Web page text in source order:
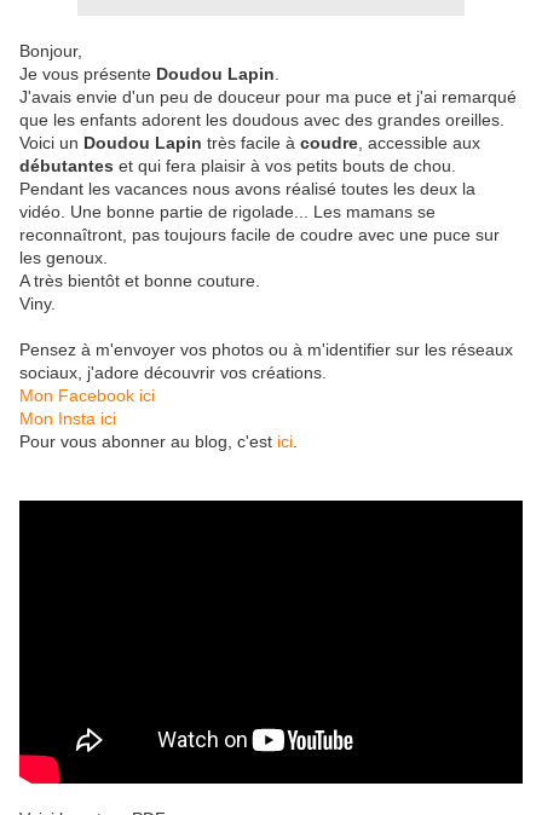
Bonjour,
Je vous présente Doudou Lapin
J'avais envie d'un peu de douceur pour ma puce et j'ai remarqué
que les enfants adorent les doudous avec des grandes oreilles.
Voici un Doudou Lapin très facile à coudre , accessible aux
débutantes et qui fera plaisir à vos petits bouts de chou.
Pendant les vacances nous avons réalisé toutes les deux la
vidéo. Une bonne partie de rigolade... Les mamans se
reconnaîtront, pas toujours facile de coudre avec une puce sur
les genoux.
A très bientôt et bonne couture.
Viny.
Pensez à m'envoyer vos photos ou à m'identifier sur les réseaux
sociaux, j'adore découvrir vos créations.
Mon Facebook ici
Mon Insta ici
Pour vous abonner au blog, c'est ici